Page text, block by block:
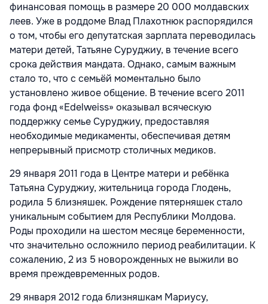
финансовая помощь в размере 20 000 молдавских
леев. Уже в роддоме Влад Плахотнюк распорядился
о том, чтобы его депутатская зарплата переводилась
матери детей, Татьяне Суруджиу, в течение всего
срока действия мандата. Однако, самым важным
стало то, что с семьёй моментально было
установлено живое общение. В течение всего 2011
года фонд «Edelweiss» оказывал всяческую
поддержку семье Суруджиу, предоставляя
необходимые медикаменты, обеспечивая детям
непрерывный присмотр столичных медиков.
29 января 2011 года в Центре матери и ребёнка
Татьяна Суруджиу, жительница города Глодень,
родила 5 близняшек. Рождение пятерняшек стало
уникальным событием для Республики Молдова.
Роды проходили на шестом месяце беременности,
что значительно осложнило период реабилитации. К
сожалению, 2 из 5 новорожденных не выжили во
время преждевременных родов.
29 января 2012 года близняшкам Мариусу,